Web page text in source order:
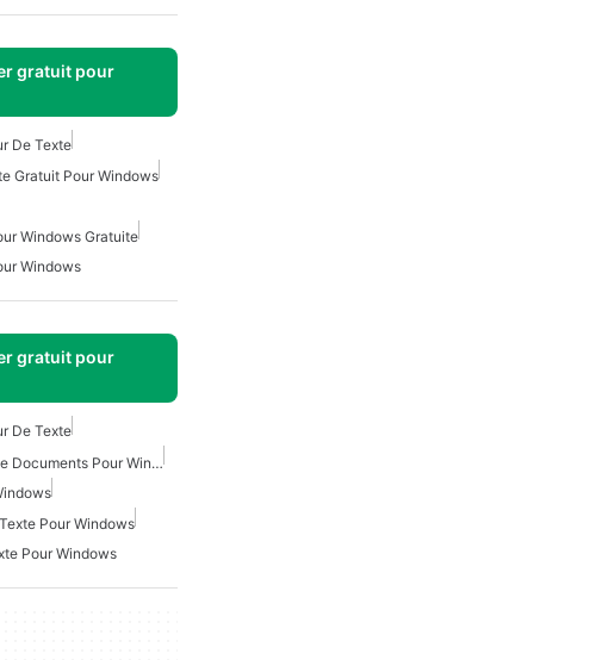
gratuit pour
De Texte
Gratuit Pour Windows
Windows Gratuite
Windows
gratuit pour
De Texte
Gestionnaire De Documents Pour Windows
Pour Windows
Pour Windows